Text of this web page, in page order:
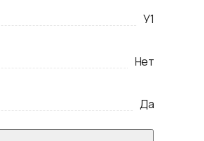
У1
Нет
Да